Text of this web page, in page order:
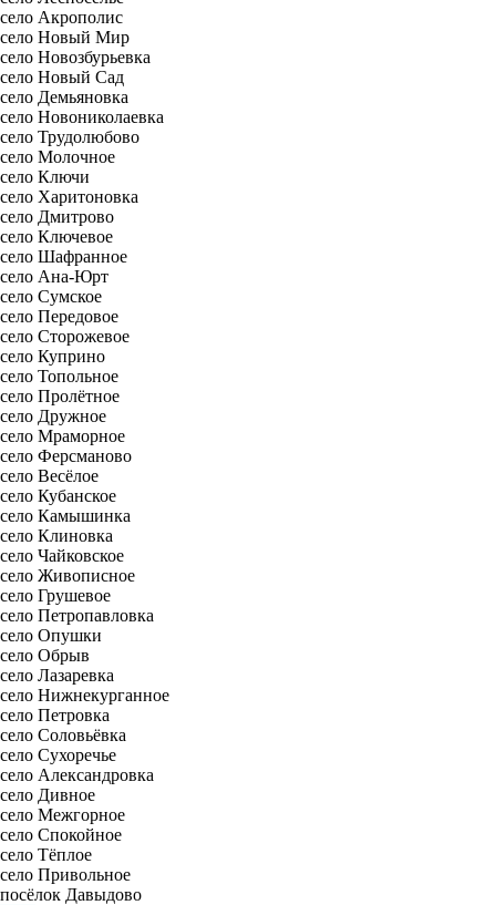
село Акрополис
село Новый Мир
село Новозбурьевка
село Новый Сад
село Демьяновка
село Новониколаевка
село Трудолюбово
село Молочное
село Ключи
село Харитоновка
село Дмитрово
село Ключевое
село Шафранное
село Ана-Юрт
село Сумское
село Передовое
село Сторожевое
село Куприно
село Топольное
село Пролётное
село Дружное
село Мраморное
село Ферсманово
село Весёлое
село Кубанское
село Камышинка
село Клиновка
село Чайковское
село Живописное
село Грушевое
село Петропавловка
село Опушки
село Обрыв
село Лазаревка
село Нижнекурганное
село Петровка
село Соловьёвка
село Сухоречье
село Александровка
село Дивное
село Межгорное
село Спокойное
село Тёплое
село Привольное
посёлок Давыдово